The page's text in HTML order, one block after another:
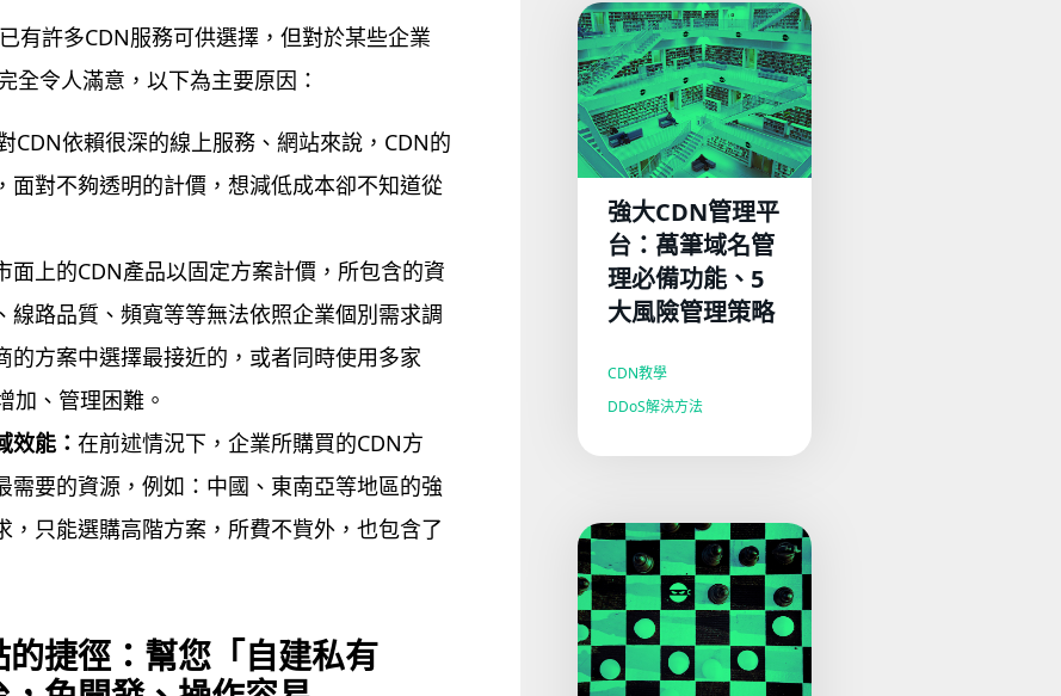
有許多CDN服務可供選擇，但對於某些企業
全令人滿意，以下為主要原因：
CDN依賴很深的線上服務、網站來說，CDN的
面對不夠透明的計價，想減低成本卻不知道從
面上的CDN產品以固定方案計價，所包含的資
線路品質、頻寬等等無法依照企業個別需求調
的方案中選擇最接近的，或者同時使用多家
加、管理困難。
效能：在前述情況下，企業所購買的CDN方
需要的資源，例如：中國、東南亞等地區的強
，只能選購高階方案，所費不貲外，也包含了
捷徑：幫您「自建私有
強大CDN管理平
台：萬筆域名管
理必備功能、5
大風險管理策略
CDN教學
DDoS解決方法